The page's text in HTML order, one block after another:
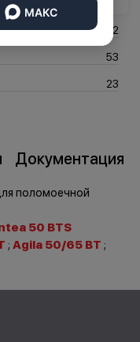
222092
53
23
Документация
поломоечной
50 BTS
; Agila 50/65 BT ;
МАКС